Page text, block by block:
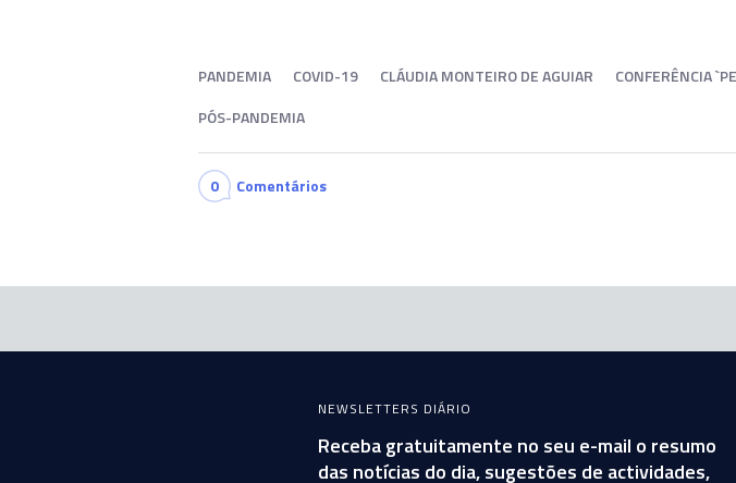
PANDEMIA COVID-19 CLÁUDIA MONTEIRO DE AGUIAR
CONFERÊNCIA
PÓS-PANDEMIA
0 Comentários
NEWSLETTERS DIÁRIO
Receba gratuitamente no seu e-mail o resumo
das notícias do dia, sugestões de actividades,